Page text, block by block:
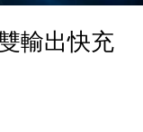
輸出快充